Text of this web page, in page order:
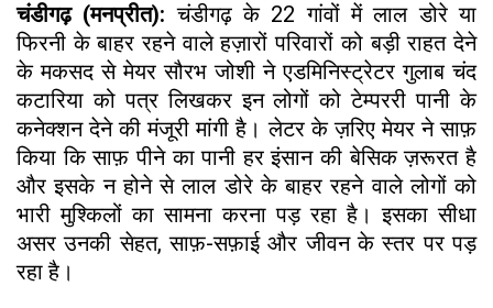
चंडीगढ़ (मनप्रीत): चंडीगढ़ के 22 गांवों में लाल डोरे या
फिरनी के बाहर रहने वाले हज़ारों परिवारों को बड़ी राहत देने
के मकसद से मेयर सौरभ जोशी ने एडमिनिस्ट्रेटर गुलाब चंद
कटारिया को पत्र लिखकर इन लोगों को टेम्पररी पानी के
कनेक्शन देने की मंजूरी मांगी है। लेटर के ज़रिए मेयर ने साफ़
किया कि साफ़ पीने का पानी हर इंसान की बेसिक ज़रूरत है
और इसके न होने से लाल डोरे के बाहर रहने वाले लोगों को
भारी मुश्किलों का सामना करना पड़ रहा है। इसका सीधा
असर उनकी सेहत, साफ़-सफ़ाई और जीवन के स्तर पर पड़
रहा है।